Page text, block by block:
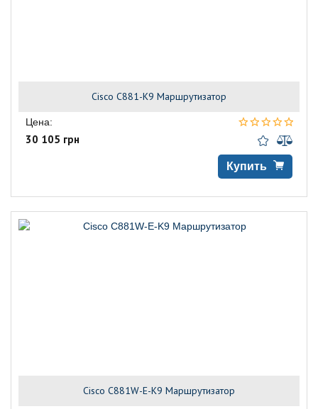
Cisco C881-K9 Маршрутизатор
Цена:
30 105 грн
Купить
Cisco C881W-E-K9 Маршрутизатор